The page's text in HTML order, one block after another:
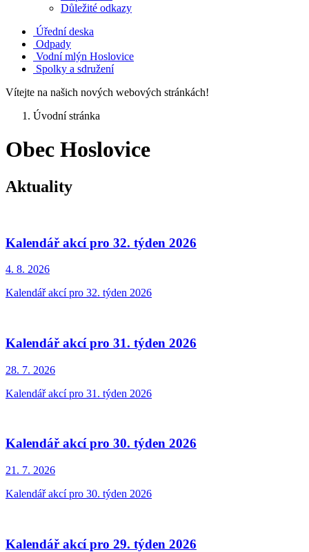
Důležité odkazy
Úřední deska
Odpady
Vodní mlýn Hoslovice
Spolky a sdružení
Vítejte na našich nových webových stránkách!
Úvodní stránka
Obec Hoslovice
Aktuality
Kalendář akcí pro 32. týden 2026
4. 8. 2026
Kalendář akcí pro 32. týden 2026
Kalendář akcí pro 31. týden 2026
28. 7. 2026
Kalendář akcí pro 31. týden 2026
Kalendář akcí pro 30. týden 2026
21. 7. 2026
Kalendář akcí pro 30. týden 2026
Kalendář akcí pro 29. týden 2026